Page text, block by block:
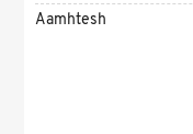
Aamhtesh